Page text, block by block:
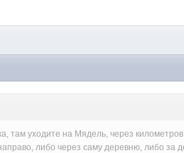
там уходите на Мядель, через
либо через саму деревню, либо за